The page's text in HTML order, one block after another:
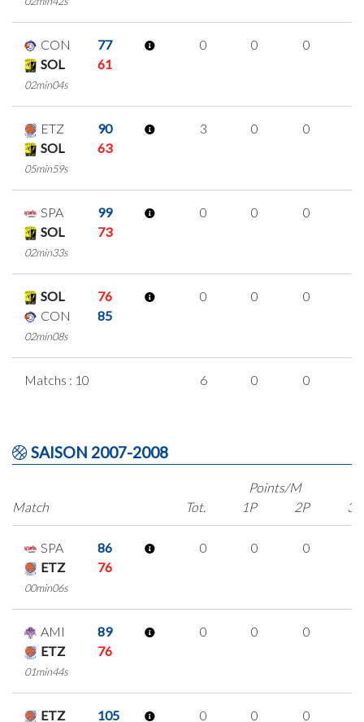
CON
77
SOL
61
02min04s
0 0 0
ETZ
90
SOL
63
05min59s
3 0 0
SPA
99
SOL
73
02min33s
0 0 0
SOL
76
CON
85
02min08s
0 0 0
Matchs : 10 6 0 0
SAISON 2007-2008
Match
Points/M
Tot.
1P 2P 3P
SPA
86
ETZ
76
00min06s
0 0 0
AMI
89
ETZ
76
01min44s
0 0 0
ETZ 105 0 0 0